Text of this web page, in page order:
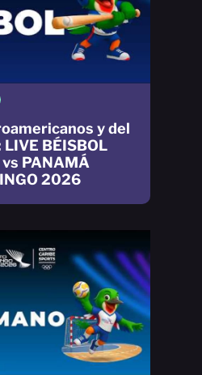
y del
BÉISBOL
PANAMÁ
2026